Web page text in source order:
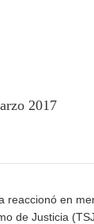
2017
reaccionó en
de Justicia